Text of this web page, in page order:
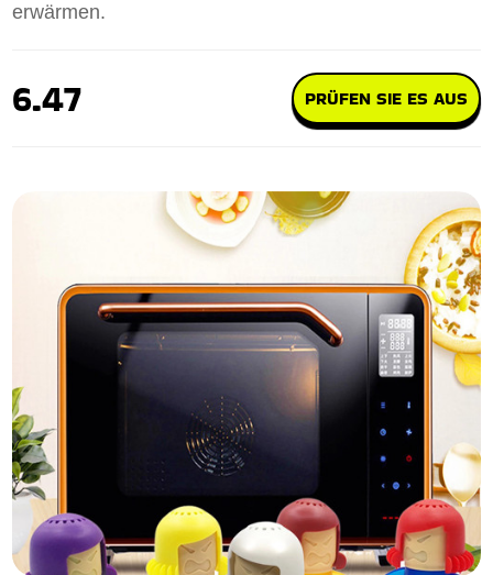
erwärmen.
6.47 PRÜFEN SIE ES AUS